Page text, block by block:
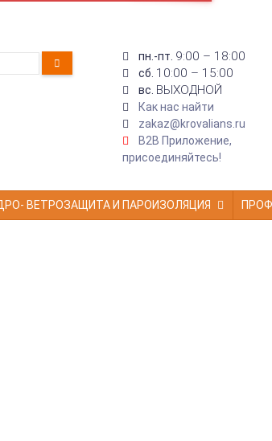
пн.-пт. 9:00 – 18:00
сб. 10:00 – 15:00
вс. ВЫХОДНОЙ
Как нас найти
zakaz@krovalians.ru
B2B Приложение,
присоединяйтесь!
ВЕТРОЗАЩИТА И ПАРОИЗОЛЯЦИЯ